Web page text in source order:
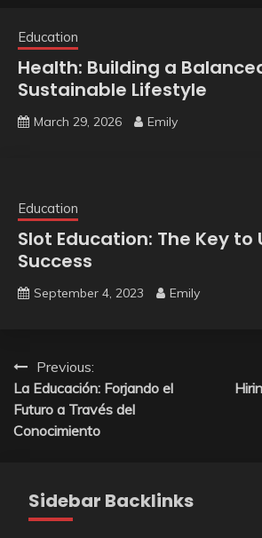
Education
Health: Building a
Sustainable Lifestyle
March 29, 2026 Emily
Education
Slot Education: The Key to
Success
September 4, 2023 Emily
Post
navigation
Previous:
La Educación: Forjando el
Futuro a Través del
Conocimiento
Sidebar Backlinks